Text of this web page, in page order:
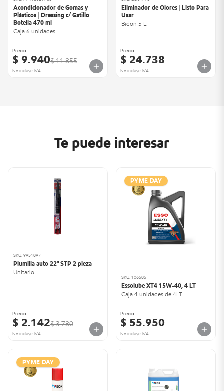
Acondicionador de Gomas y
Plásticos | Dressing c/ Gatillo
Botella 470 ml
Caja 6 unidades
Precio
$ 9.940$ 11.855
No incluye IVA
Eliminador de Olores | Listo Para
Usar
Bidon 5 L
Precio
$ 24.738
No incluye IVA
Te puede interesar
SKU: 9951897
Plumilla auto 22" STP 2 pieza
Unitario
Precio
$ 2.142$ 3.780
No incluye IVA
PYME DAY
SKU: 106585
Essolube XT4 15W-40, 4 LT
Caja 4 unidades de 4LT
Precio
$ 55.950
No incluye IVA
PYME DAY